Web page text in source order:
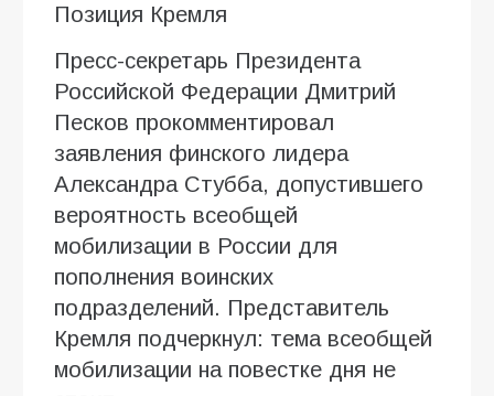
Позиция Кремля
Пресс-секретарь Президента
Российской Федерации Дмитрий
Песков прокомментировал
заявления финского лидера
Александра Стубба, допустившего
вероятность всеобщей
мобилизации в России для
пополнения воинских
подразделений. Представитель
Кремля подчеркнул: тема всеобщей
мобилизации на повестке дня не